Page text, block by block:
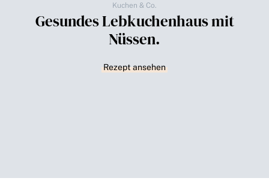
Kuchen & Co.
Gesundes Lebkuchenhaus mit
Nüssen.
Rezept ansehen